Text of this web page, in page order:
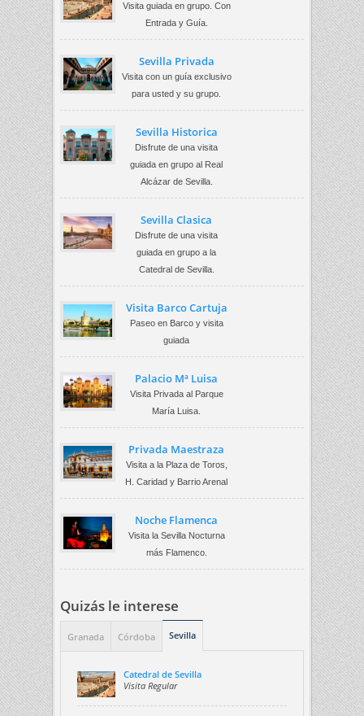
Visita guiada en grupo. Con
Entrada y Guía.
Sevilla Privada
Visita con un guía exclusivo
para usted y su grupo.
Sevilla Historica
Disfrute de una visita
guiada en grupo al Real
Alcázar de Sevilla.
Sevilla Clasica
Disfrute de una visita
guiada en grupo a la
Catedral de Sevilla.
Visita Barco Cartuja
Paseo en Barco y visita
guiada
Palacio Mª Luisa
Visita Privada al Parque
María Luisa.
Privada Maestraza
Visita a la Plaza de Toros,
H. Caridad y Barrio Arenal
Noche Flamenca
Visita la Sevilla Nocturna
más Flamenco.
Quizás le interese
Granada Córdoba Sevilla
Catedral de Sevilla
Visita Regular